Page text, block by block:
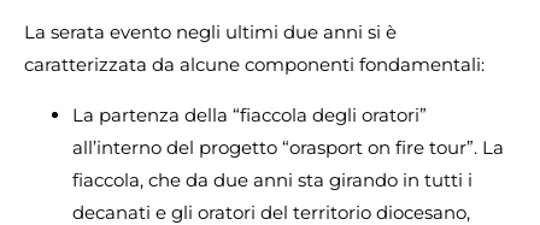
La serata evento negli ultimi due anni si è
caratterizzata da alcune componenti fondamentali:
La partenza della “fiaccola degli oratori”
all’interno del progetto “orasport on fire tour”. La
fiaccola, che da due anni sta girando in tutti i
decanati e gli oratori del territorio diocesano,